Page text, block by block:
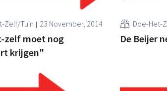
Zelf/Tuin 23 November, 2014
zelf moet nog
krijgen"
Doe-Het-
De Beijer